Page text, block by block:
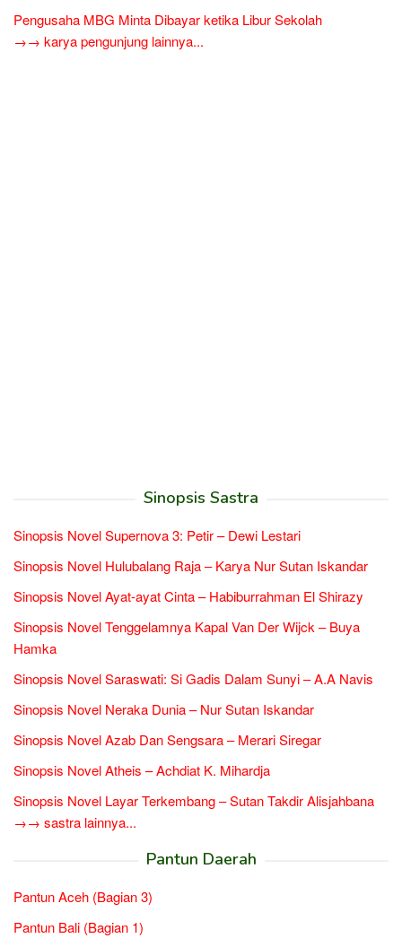
Pengusaha MBG Minta Dibayar ketika Libur Sekolah
→→ karya pengunjung lainnya...
Sinopsis Sastra
Sinopsis Novel Supernova 3: Petir – Dewi Lestari
Sinopsis Novel Hulubalang Raja – Karya Nur Sutan Iskandar
Sinopsis Novel Ayat-ayat Cinta – Habiburrahman El Shirazy
Sinopsis Novel Tenggelamnya Kapal Van Der Wijck – Buya
Hamka
Sinopsis Novel Saraswati: Si Gadis Dalam Sunyi – A.A Navis
Sinopsis Novel Neraka Dunia – Nur Sutan Iskandar
Sinopsis Novel Azab Dan Sengsara – Merari Siregar
Sinopsis Novel Atheis – Achdiat K. Mihardja
Sinopsis Novel Layar Terkembang – Sutan Takdir Alisjahbana
→→ sastra lainnya...
Pantun Daerah
Pantun Aceh (Bagian 3)
Pantun Bali (Bagian 1)